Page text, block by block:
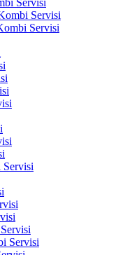
Servisi
Servisi
Servisi